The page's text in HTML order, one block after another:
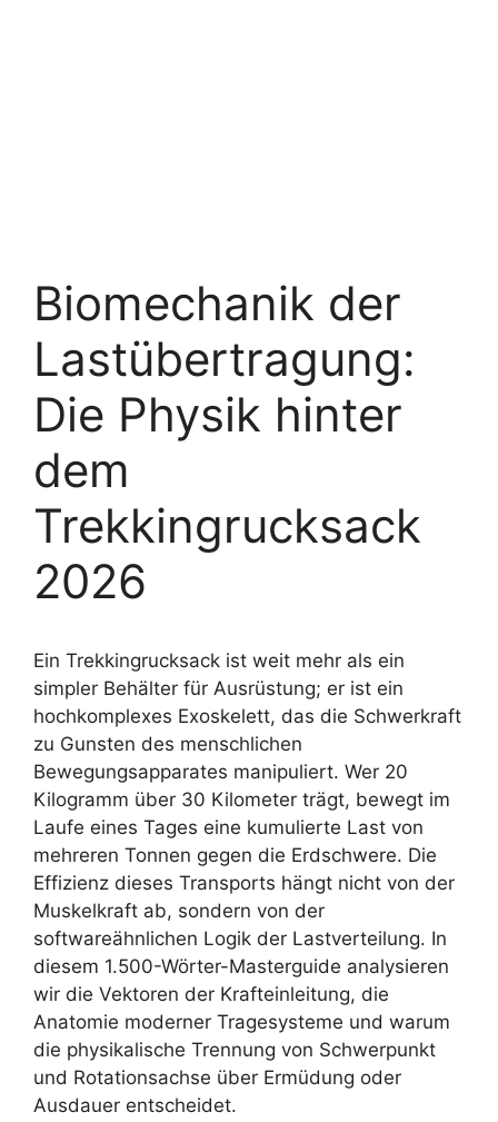
Biomechanik der
Lastübertragung:
Die Physik hinter
dem
Trekkingrucksack
2026
Ein Trekkingrucksack ist weit mehr als ein
simpler Behälter für Ausrüstung; er ist ein
hochkomplexes Exoskelett, das die Schwerkraft
zu Gunsten des menschlichen
Bewegungsapparates manipuliert. Wer 20
Kilogramm über 30 Kilometer trägt, bewegt im
Laufe eines Tages eine kumulierte Last von
mehreren Tonnen gegen die Erdschwere. Die
Effizienz dieses Transports hängt nicht von der
Muskelkraft ab, sondern von der
softwareähnlichen Logik der Lastverteilung. In
diesem 1.500-Wörter-Masterguide analysieren
wir die Vektoren der Krafteinleitung, die
Anatomie moderner Tragesysteme und warum
die physikalische Trennung von Schwerpunkt
und Rotationsachse über Ermüdung oder
Ausdauer entscheidet.